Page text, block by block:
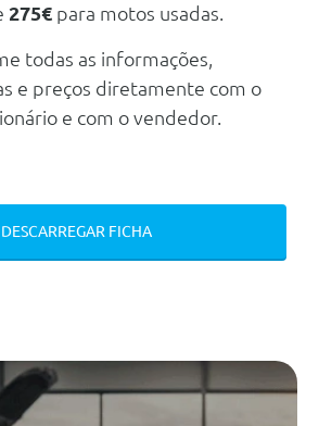
Assist
275€ para motos usadas.
todas as informações,
e preços diretamente com o
e com o vendedor.
DESCARREGAR FICHA